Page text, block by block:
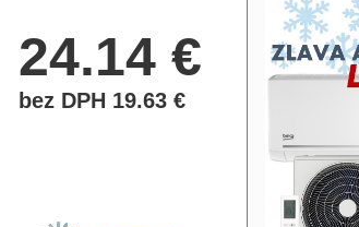
24.14€
bez DPH 19.63€